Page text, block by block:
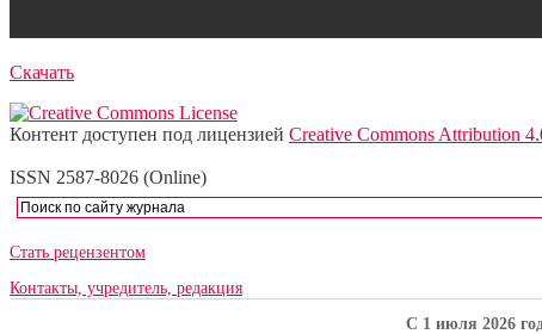
Скачать
Контент доступен под лицензией Creative Commons Attribution
ISSN 2587-8026 (Online)
Стать рецензентом
Контакты, учредитель, редакция
C 1 июля 2026